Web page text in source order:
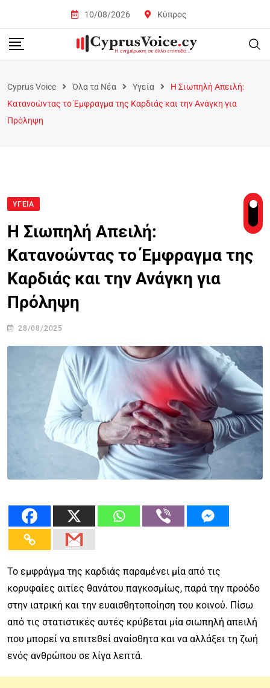
10/08/2026 Κύπρος
Cyprus Voice Όλα τα Νέα Υγεία
Η Σιωπηλή Απειλή:
Κατανοώντας το Έμφραγμα της Καρδιάς και την Ανάγκη για
Πρόληψη
ΥΓΕΊΑ
Η Σιωπηλή Απειλή:
Κατανοώντας το Έμφραγμα της
Καρδιάς και την Ανάγκη για
Πρόληψη
28/08/2025
Το εμφράγμα της καρδιάς παραμένει μία από τις
κορυφαίες αιτίες θανάτου παγκοσμίως, παρά την προόδο
στην ιατρική και την ευαισθητοποίηση του κοινού. Πίσω
από τις στατιστικές αυτές κρύβεται μία σιωπηλή απειλή
που μπορεί να επιτεθεί αναίσθητα και να αλλάξει τη ζωή
ενός ανθρώπου σε λίγα λεπτά.